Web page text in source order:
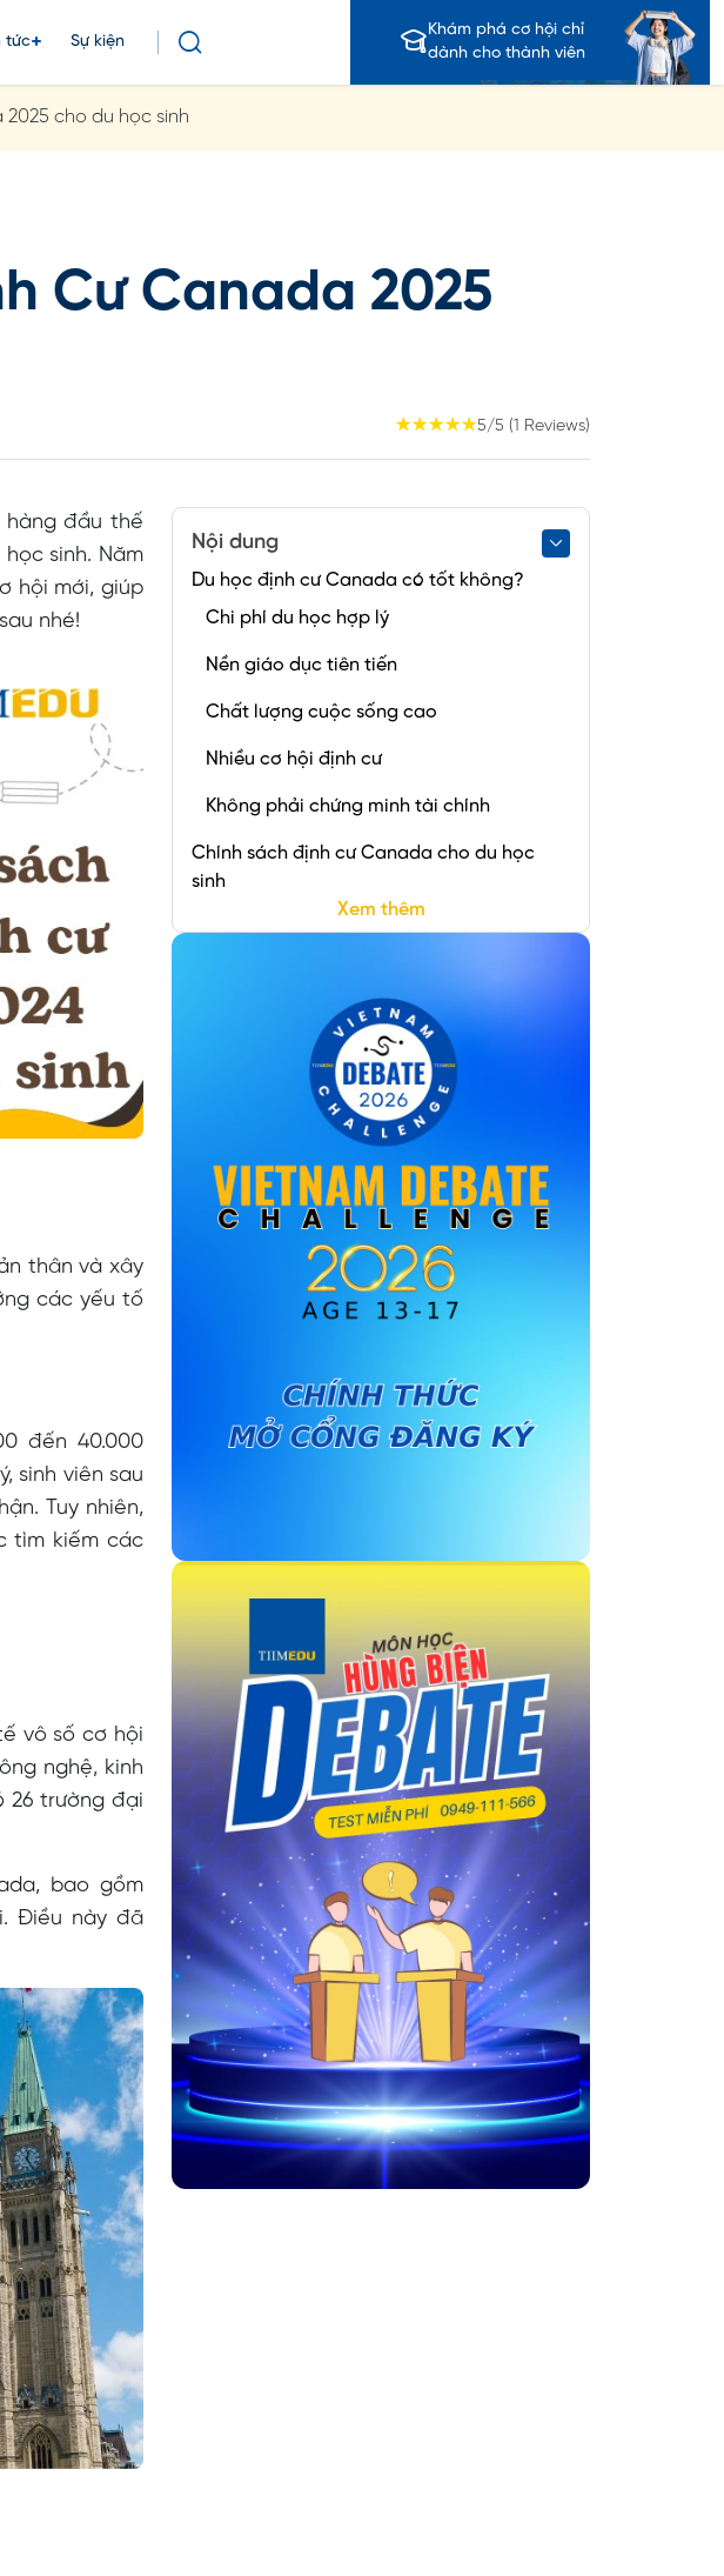
tức Sự kiện
Khám phá cơ hội chỉ
dành cho thành viên
cho du học sinh
Cư Canada 2025
☆
☆
☆
☆
☆ 5/5 (1 Reviews)
đầu thế
sinh. Năm
hội mới, giúp
nhé!
thân và xây
các yếu tố
đến 40.000
sinh viên sau
Tuy nhiên,
tìm kiếm các
vô số cơ hội
nghệ, kinh
26 trường đại
bao gồm
Điều này đã
Nội dung
Du học định cư Canada có tốt không?
Chi phí du học hợp lý
Nền giáo dục tiên tiến
Chất lượng cuộc sống cao
Nhiều cơ hội định cư
Không phải chứng minh tài chính
Chính sách định cư Canada cho du học
sinh
Chính sách định cư Express Entry
Chính sách định cư Provincial Nominee
Program (PNP)
Chính sách định cư bang Alberta
Chính sách định cư bang British Columbia
Chính sách định cư bang Ontario
Chương trình định cư vùng Đại Tây
Quy định nhập cư của Canada
Người được bảo vệ hoặc Người tị nạn
Nhân đạo hoặc lý do khác
Xem thêm